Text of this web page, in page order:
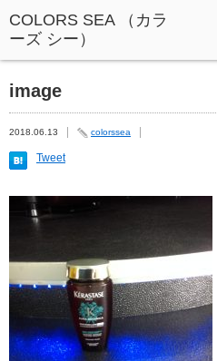
image
2018.06.13 colorssea
Tweet